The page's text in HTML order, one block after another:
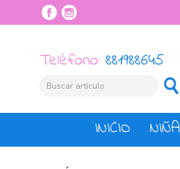
Teléfono: 881988645
INICIO NIÑA